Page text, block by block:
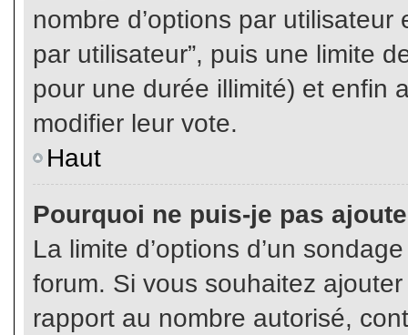
nombre d’options par
par utilisateur”, puis une limite
pour une durée illimité) et enfin
modifier leur vote.
Haut
Pourquoi ne puis-je pas
La limite d’options d’un
forum. Si vous souhaitez
rapport au nombre autorisé,